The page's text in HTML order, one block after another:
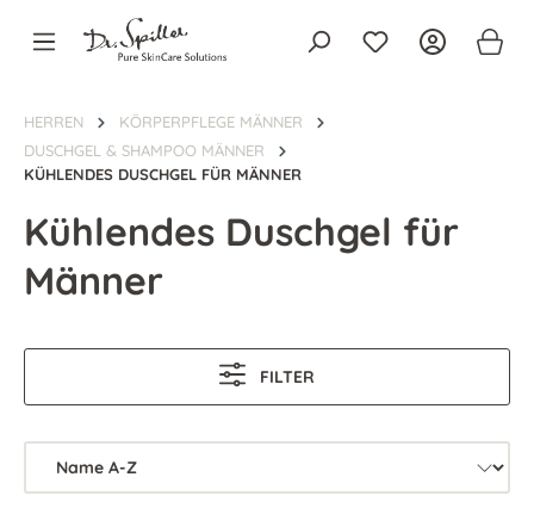
springen
HERREN
KÖRPERPFLEGE MÄNNER
DUSCHGEL & SHAMPOO MÄNNER
KÜHLENDES DUSCHGEL FÜR MÄNNER
Kühlendes Duschgel für
Männer
FILTER